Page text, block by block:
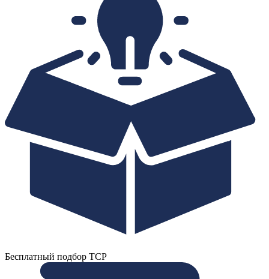
Бесплатный подбор ТСР